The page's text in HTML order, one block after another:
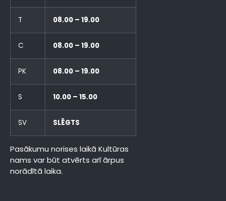
T 08.00 – 19.00
C 08.00 – 19.00
PK 08.00 – 19.00
S 10.00 – 15.00
SV SLĒGTS
Pasākumu norises laikā Kultūras
nams var būt atvērts arī ārpus
norādītā laika.